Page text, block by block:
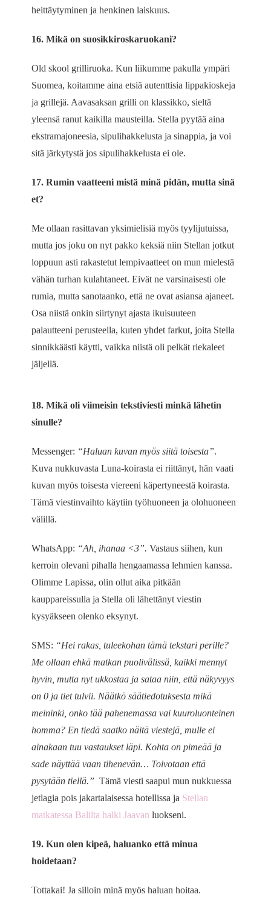
heittäytyminen ja henkinen laiskuus.
16. Mikä on suosikkiroskaruokani?
Old skool grilliruoka. Kun liikumme pakulla ympäri
Suomea, koitamme aina etsiä autenttisia lippakioskeja
ja grillejä. Aavasaksan grilli on klassikko, sieltä
yleensä ranut kaikilla mausteilla. Stella pyytää aina
ekstramajoneesia, sipulihakkelusta ja sinappia, ja voi
sitä järkytystä jos sipulihakkelusta ei ole.
17. Rumin vaatteeni mistä minä pidän, mutta sinä
et?
Me ollaan rasittavan yksimielisiä myös tyylijutuissa,
mutta jos joku on nyt pakko keksiä niin Stellan jotkut
loppuun asti rakastetut lempivaatteet on mun mielestä
vähän turhan kulahtaneet. Eivät ne varsinaisesti ole
rumia, mutta sanotaanko, että ne ovat asiansa ajaneet.
Osa niistä onkin siirtynyt ajasta ikuisuuteen
palautteeni perusteella, kuten yhdet farkut, joita Stella
sinnikkäästi käytti, vaikka niistä oli pelkät riekaleet
jäljellä.
18. Mikä oli viimeisin tekstiviesti minkä lähetin
sinulle?
Messenger: “Haluan kuvan myös siitä toisesta”.
Kuva nukkuvasta Luna-koirasta ei riittänyt, hän vaati
kuvan myös toisesta viereeni käpertyneestä koirasta.
Tämä viestinvaihto käytiin työhuoneen ja olohuoneen
välillä.
WhatsApp: “Ah, ihanaa <3”. Vastaus siihen, kun
kerroin olevani pihalla hengaamassa lehmien kanssa.
Olimme Lapissa, olin ollut aika pitkään
kauppareissulla ja Stella oli lähettänyt viestin
kysyäkseen olenko eksynyt.
SMS: “Hei rakas, tuleekohan tämä tekstari perille?
Me ollaan ehkä matkan puolivälissä, kaikki mennyt
hyvin, mutta nyt ukkostaa ja sataa niin, että näkyvyys
on 0 ja tiet tulvii. Näätkö säätiedotuksesta mikä
meininki, onko tää pahenemassa vai kuuroluonteinen
homma? En tiedä saatko näitä viestejä, mulle ei
ainakaan tuu vastaukset läpi. Kohta on pimeää ja
sade näyttää vaan tihenevän… Toivotaan että
pysytään tiellä.” Tämä viesti saapui mun nukkuessa
jetlagia pois jakartalaisessa hotellissa ja Stellan
matkatessa Balilta halki Jaavan luokseni.
19. Kun olen kipeä, haluanko että minua
hoidetaan?
Tottakai! Ja silloin minä myös haluan hoitaa.